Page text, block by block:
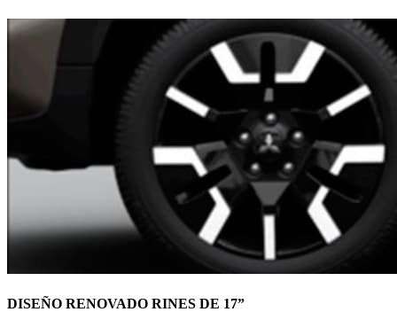
DISEÑO RENOVADO RINES DE 17”